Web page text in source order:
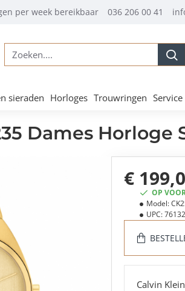
per week bereikbaar 036 206 00 41
Zoeken....
sieraden Horloges Trouwringen Service
Dames Horloge
OP
Model:
UPC:
€
Calvin